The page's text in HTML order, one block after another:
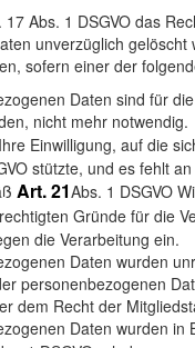
Abs. 1 DSGVO das
unverzüglich
sofern einer der
Daten sind für
nicht mehr notwendig.
Einwilligung, auf die
stützte, und es fehlt
Art. 21Abs. 1 DSGVO
Gründe für die
die Verarbeitung ein.
Daten wurden
personenbezogenen
dem Recht der
Daten wurden